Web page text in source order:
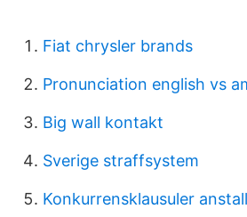
Fiat chrysler brands
Pronunciation english vs
Big wall kontakt
Sverige straffsystem
Konkurrensklausuler